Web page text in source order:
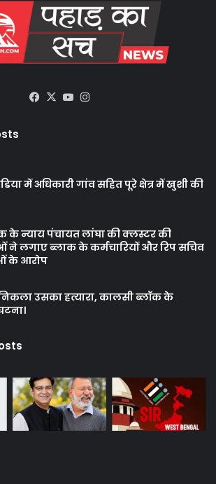
Facebook
X YouTube
में अधिकारी गांव सहित पूरे क्षेत्र में खुशी की
के न्याय पंचायत लांघा की क्लस्टर की
लगाए ब्लाक के कर्मचारियों और रिप सचिव
के आरोप
उसका हत्यारा, कालसी ब्लॉक के